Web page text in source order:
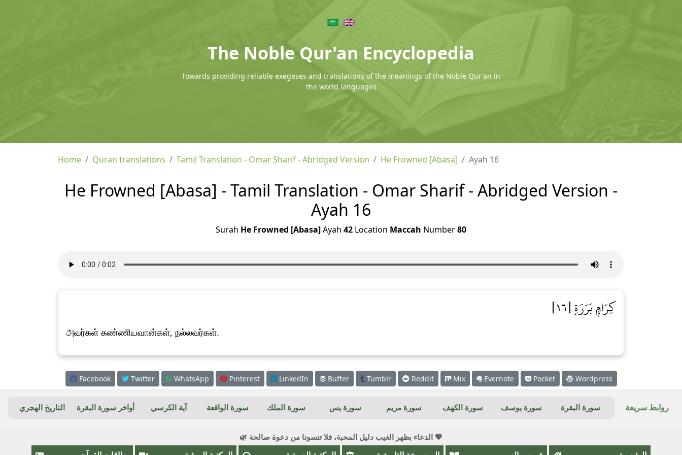
The Noble Qur'an Encyclopedia
Towards providing reliable exegeses and translations of the meanings of the Noble Qur'an in
the world languages
Home Quran translations Tamil Translation - Omar Sharif - Abridged Version He Frowned [Abasa] Ayah 16
He Frowned [Abasa] - Tamil Translation - Omar Sharif - Abridged Version -
Ayah 16
Surah He Frowned [Abasa]Ayah 42 Location Maccah Number80
كِرَامِۭ بَرَرَةٖ [١٦]
அவர்கள் கண்ணியவான்கள், நல்லவர்கள்.
Facebook Twitter WhatsApp Pinterest LinkedIn Buffer Tumblr Reddit Mix Evernote Pocket Wordpress
روابط سريعة سورة البقرة سورة يوسف سورة الكهف سورة مريم سورة يس سورة الملك سورة الواقعة آية الكرسي أواخر سورة البقرة التاريخ الهجري
💖 الدعاء بظهر الغيب دليل المحبة، فلا تنسونا من دعوة صالحة 🌿